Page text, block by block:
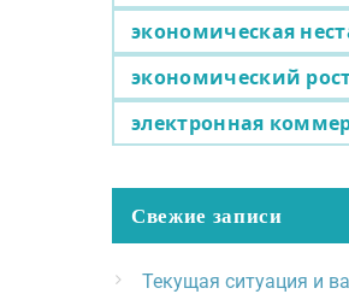
экономическая
экономический
электронная
Свежие записи
Текущая ситуация и